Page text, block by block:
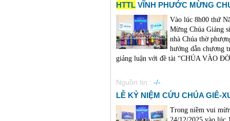
HTTL VĨNH PHƯỚC MỪNG
Vào lúc 8h00 thứ
Mừng Chúa Giáng
nhà Chúa thờ
hướng dẫn chương
giảng luận với đề tài “CHÚA VÀO
Nguồn tin : -/-
LỄ KỶ NIỆM CỨU CHÚA GIÊ-
Trong niềm vui